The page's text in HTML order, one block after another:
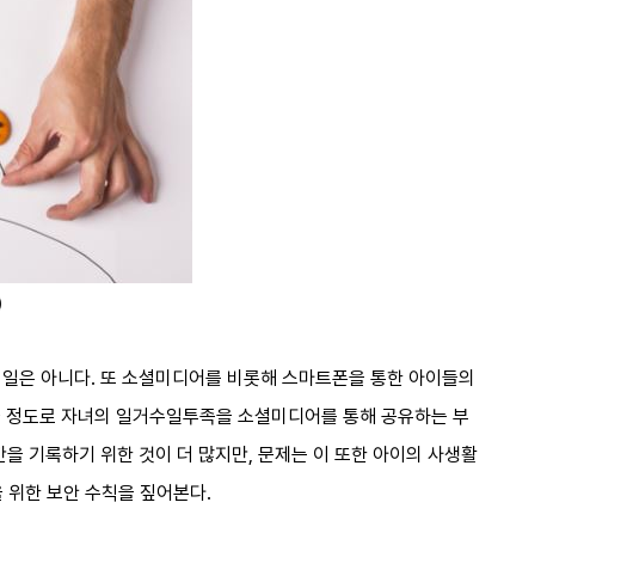
은 아니다. 또 소셜미디어를 비롯해 스마트폰을 통한 아이들의
도로 자녀의 일거수일투족을 소셜미디어를 통해 공유하는 부
기록하기 위한 것이 더 많지만, 문제는 이 또한 아이의 사생활
한 보안 수칙을 짚어본다.